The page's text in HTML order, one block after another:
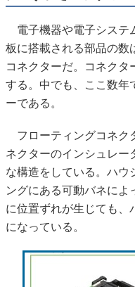
めざせ高効
Bluetooth
「SPICE
最新記事一覧
計測器メ
IoT時代の
編】
IoT時代の
編】
電子機器や電子システ
板に搭載される部品の数
コネクターだ。コネク
する。中でも、ここ数年
ーである。
フローティングコネク
ネクターのインシュレー
な構造をしている。ハウ
ングにある可動バネに
に位置ずれが生じても、
になっている。